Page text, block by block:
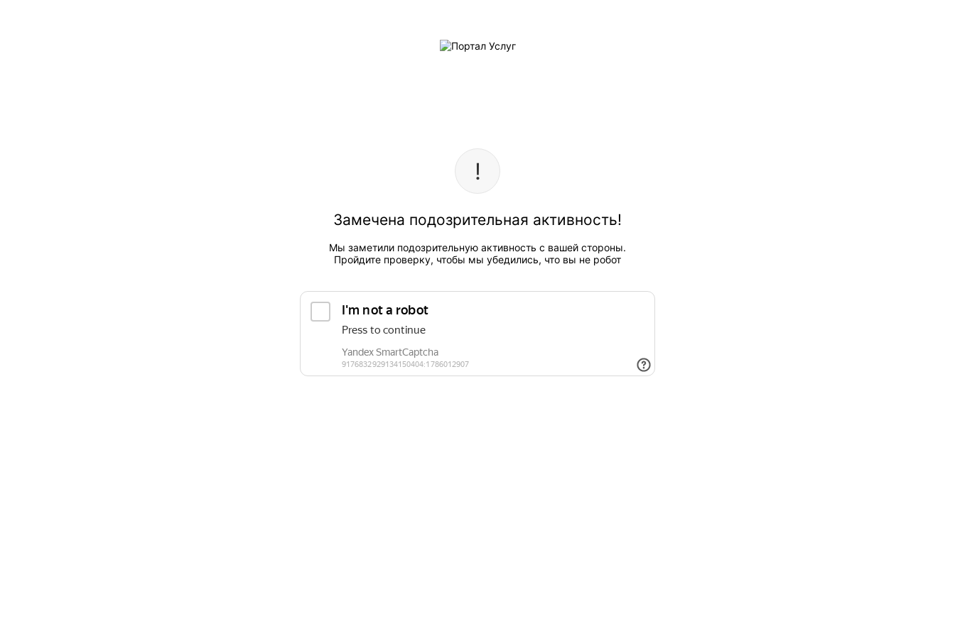
Замечена подозрительная активность!
Мы заметили подозрительную активность с вашей стороны.
Пройдите проверку, чтобы мы убедились, что вы не робот